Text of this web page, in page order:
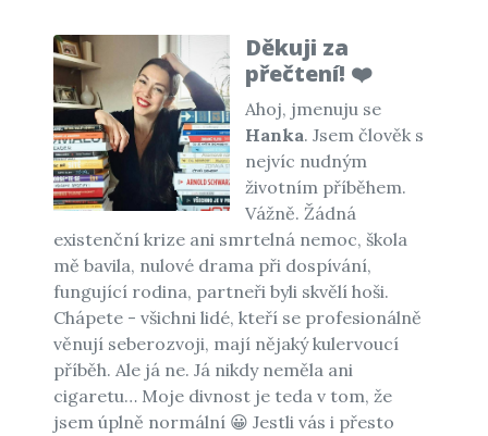
Děkuji za
přečtení! ❤️
Ahoj, jmenuju se
Hanka. Jsem člověk s
nejvíc nudným
životním příběhem.
Vážně. Žádná
existenční krize ani smrtelná nemoc, škola
mě bavila, nulové drama při dospívání,
fungující rodina, partneři byli skvělí hoši.
Chápete - všichni lidé, kteří se profesionálně
věnují seberozvoji, mají nějaký kulervoucí
příběh. Ale já ne. Já nikdy neměla ani
cigaretu… Moje divnost je teda v tom, že
jsem úplně normální 😀 Jestli vás i přesto